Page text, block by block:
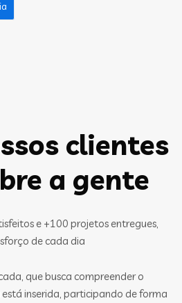
clientes
a gente
e +100 projetos entregues,
de cada dia
que busca compreender o
inserida, participando de forma